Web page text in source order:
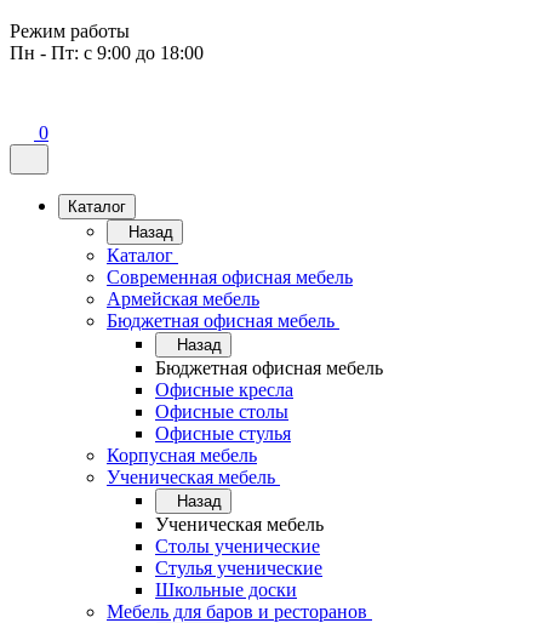
Режим работы
Пн - Пт: с 9:00 до 18:00
0
Каталог
Назад
Каталог
Современная офисная мебель
Армейская мебель
Бюджетная офисная мебель
Назад
Бюджетная офисная мебель
Офисные кресла
Офисные столы
Офисные стулья
Корпусная мебель
Ученическая мебель
Назад
Ученическая мебель
Столы ученические
Стулья ученические
Школьные доски
Мебель для баров и ресторанов